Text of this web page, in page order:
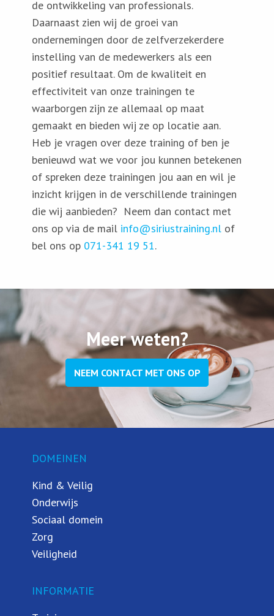
de ontwikkeling van professionals.
Daarnaast zien wij de groei van
ondernemingen door de zelfverzekerdere
instelling van de medewerkers als een
positief resultaat. Om de kwaliteit en
effectiviteit van onze trainingen te
waarborgen zijn ze allemaal op maat
gemaakt en bieden wij ze op locatie aan.
Heb je vragen over deze training of ben je
benieuwd wat we voor jou kunnen betekenen
of spreken deze trainingen jou aan en wil je
inzicht krijgen in de verschillende trainingen
die wij aanbieden? Neem dan contact met
ons op via de mail info@siriustraining.nl of
bel ons op 071-341 19 51.
Meer weten?
NEEM CONTACT MET ONS OP
DOMEINEN
Kind & Veilig
Onderwijs
Sociaal domein
Zorg
Veiligheid
INFORMATIE